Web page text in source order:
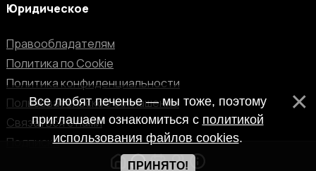
Юридическое
Правообладателям
Политика по Cookie
Политика конфиденциальности
Пользовательское соглашение
Связаться с нами
Подписка
Все любят печенье — мы тоже, поэтому
приглашаем ознакомиться с политикой
использования файлов cookies.
ПРИНЯТО!